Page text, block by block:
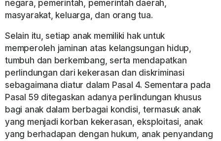
negara, pemerintah, pemerintah daerah,
masyarakat, keluarga, dan orang tua.
Selain itu, setiap anak memiliki hak untuk
memperoleh jaminan atas kelangsungan hidup,
tumbuh dan berkembang, serta mendapatkan
perlindungan dari kekerasan dan diskriminasi
sebagaimana diatur dalam Pasal 4. Sementara pada
Pasal 59 ditegaskan adanya perlindungan khusus
bagi anak dalam berbagai kondisi, termasuk anak
yang menjadi korban kekerasan, eksploitasi, anak
yang berhadapan dengan hukum, anak penyandang